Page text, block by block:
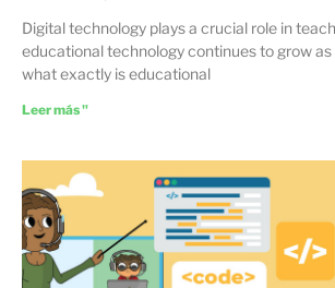
Digital technology plays a crucial role in
educational technology continues to grow
what exactly is educational
Leer más "